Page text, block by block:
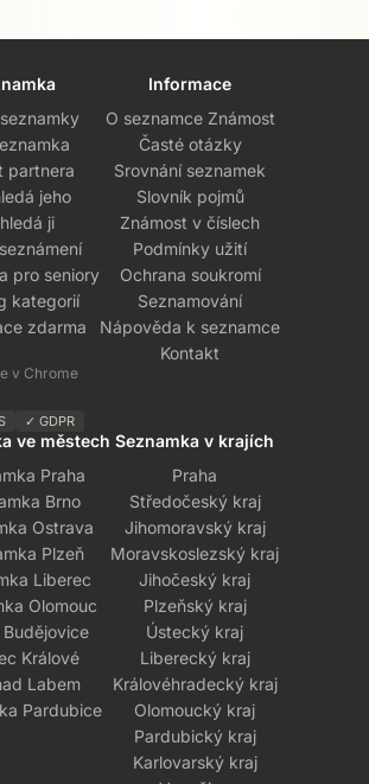
partnera
jeho
ji
pro seniory
kategorií
zdarma
v Chrome
✓ GDPR
Informace
O seznamce Známost
Časté otázky
Srovnání seznamek
Slovník pojmů
Známost v číslech
Podmínky užití
Ochrana soukromí
Seznamování
Nápověda k seznamce
Kontakt
ve městech
Praha
Brno
Ostrava
Plzeň
Liberec
Olomouc
Budějovice
Králové
Labem
Pardubice
Seznamka v krajích
Praha
Středočeský kraj
Jihomoravský kraj
Moravskoslezský kraj
Jihočeský kraj
Plzeňský kraj
Ústecký kraj
Liberecký kraj
Královéhradecký kraj
Olomoucký kraj
Pardubický kraj
Karlovarský kraj